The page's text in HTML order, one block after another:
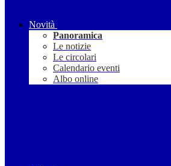
Novità
Panoramica
Le notizie
Le circolari
Calendario eventi
Albo online